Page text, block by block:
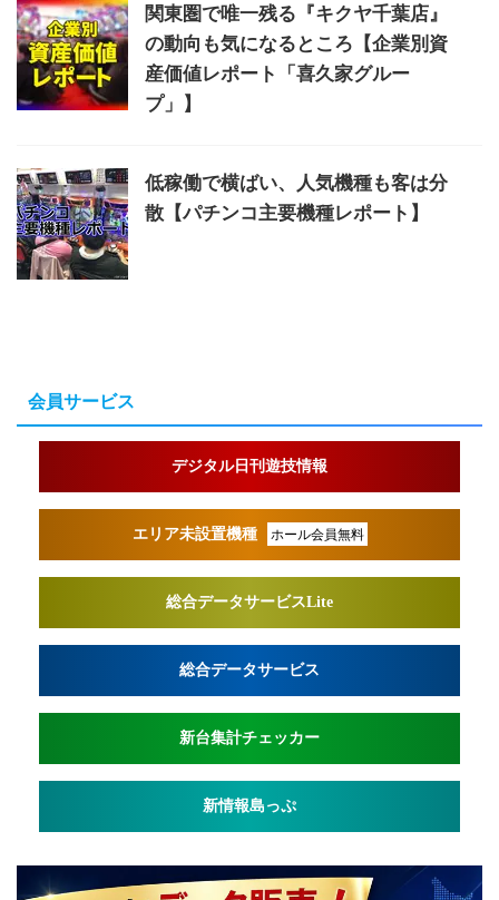
関東圏で唯一残る『キクヤ千葉店』
の動向も気になるところ【企業別資
産価値レポート「喜久家グルー
プ」】
低稼働で横ばい、人気機種も客は分
散【パチンコ主要機種レポート】
会員サービス
デジタル日刊遊技情報
エリア未設置機種 ホール会員無料
総合データサービスLite
総合データサービス
新台集計チェッカー
新情報島っぷ